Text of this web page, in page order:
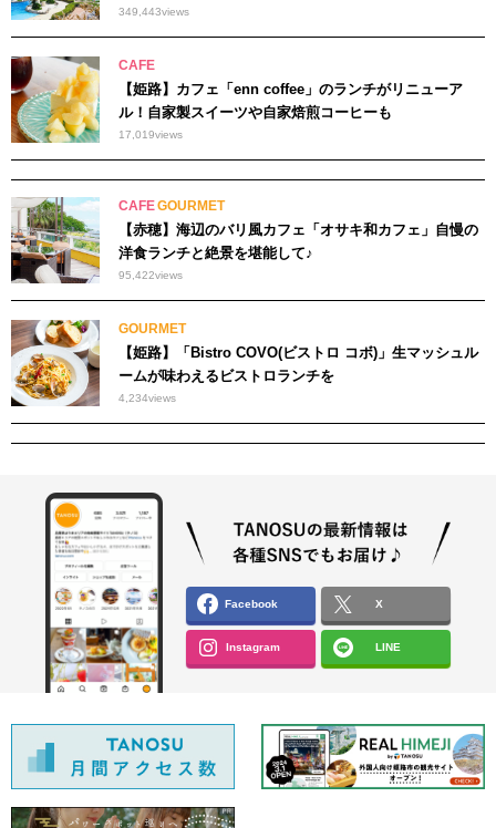
349,443views
CAFE
【姫路】カフェ「enn coffee」のランチがリニューア
ル！自家製スイーツや自家焙煎コーヒーも
17,019views
CAFEGOURMET
【赤穂】海辺のバリ風カフェ「オサキ和カフェ」自慢の
洋食ランチと絶景を堪能して♪
95,422views
GOURMET
【姫路】「Bistro COVO(ビストロ コボ)」生マッシュル
ームが味わえるビストロランチを
4,234views
Facebook X
Instagram LINE